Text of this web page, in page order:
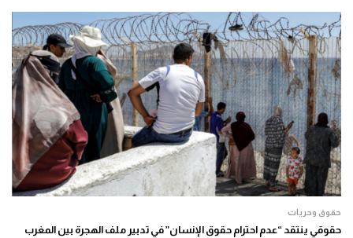
حقوق وحريات
حقوقي ينتقد “عدم احترام حقوق الإنسان” في تدبير ملف الهجرة بين المغرب